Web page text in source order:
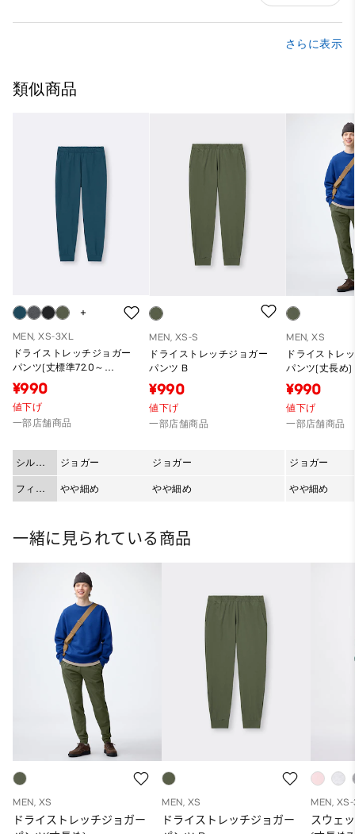
さらに表示
類似商品
MEN, XS-3XL
ドライストレッチジョガー
パンツ(丈標準72.0～
76.0cm)
¥990
値下げ
一部店舗商品
シルエ
ット
ジョガー
フィッ
ト
やや細め
MEN, XS-S
ドライストレッチジョガー
パンツ B
¥990
値下げ
一部店舗商品
ジョガー
やや細め
MEN, XS
ドライストレ
パンツ(丈長め)
¥990
値下げ
一部店舗商品
ジョガー
やや細め
一緒に見られている商品
MEN, XS
ドライストレッチジョガー
MEN, XS
ドライストレッチジョガー
MEN,
スウェ